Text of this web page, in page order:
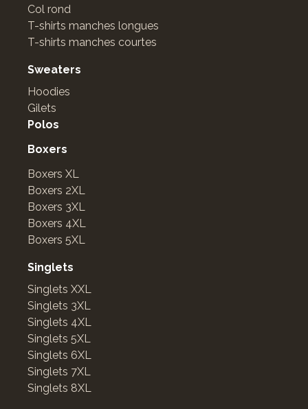
Col rond
T-shirts manches longues
T-shirts manches courtes
Sweaters
Hoodies
Gilets
Polos
Boxers
Boxers XL
Boxers 2XL
Boxers 3XL
Boxers 4XL
Boxers 5XL
Singlets
Singlets XXL
Singlets 3XL
Singlets 4XL
Singlets 5XL
Singlets 6XL
Singlets 7XL
Singlets 8XL